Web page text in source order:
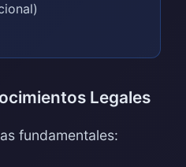
Legales
fundamentales: